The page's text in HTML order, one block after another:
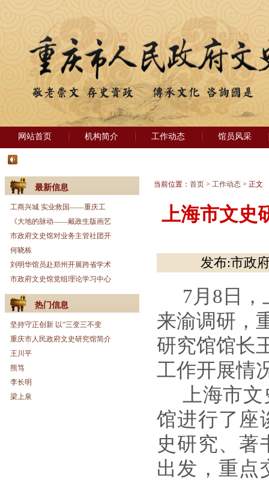
网站首页 机构简介 工作动态 馆员风采
最新信息
工商兴城 实业救国——重庆工
《大地的脉动——戴政生版画艺
市政府文史馆对业务主管社团开
何晓栋
刘明华馆员赴郑州开展跨省学术
市政府文史馆党组理论学习中心
热门信息
坚持守正创新 以“三变三不变
重庆市人民政府文史研究馆简介
王川平
熊笃
李长明
梁上泉
当前位置： 首页 > 工作动态 > 正文
上海市文史
发布:市政
7月 8 日
来渝调研，
研究馆馆长
工作开展情
上海市
馆进行了座
史研究、著
出发，重点